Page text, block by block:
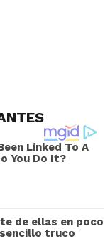
Linked To A
You Do It?
de ellas en poco
truco